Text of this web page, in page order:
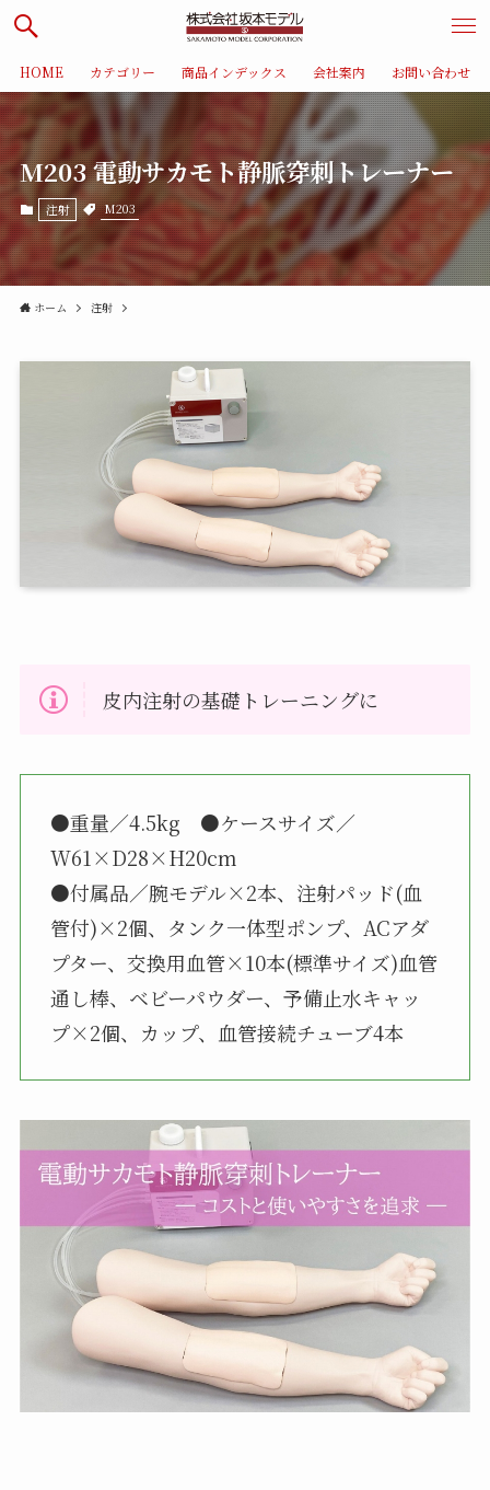
HOME カテゴリー 商品インデックス 会社案内 お問い合わせ
M203 電動サカモト静脈穿刺トレーナー
注射 M203
ホーム 注射
皮内注射の基礎トレーニングに
●重量／4.5kg ●ケースサイズ／
W61×D28×H20cm
●付属品／腕モデル×2本、注射パッド(血
管付)×2個、タンク一体型ポンプ、ACアダ
プター、交換用血管×10本(標準サイズ)血管
通し棒、ベビーパウダー、予備止水キャッ
プ×2個、カップ、血管接続チューブ4本